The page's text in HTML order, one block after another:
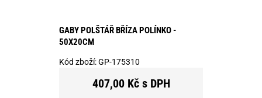
GABY POLŠTÁŘ BŘÍZA POLÍNKO -
50X20CM
Kód zboží:GP-175310
407,00 Kč s DPH